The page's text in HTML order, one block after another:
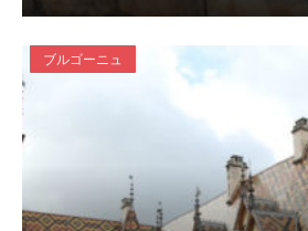
ブルゴーニュ